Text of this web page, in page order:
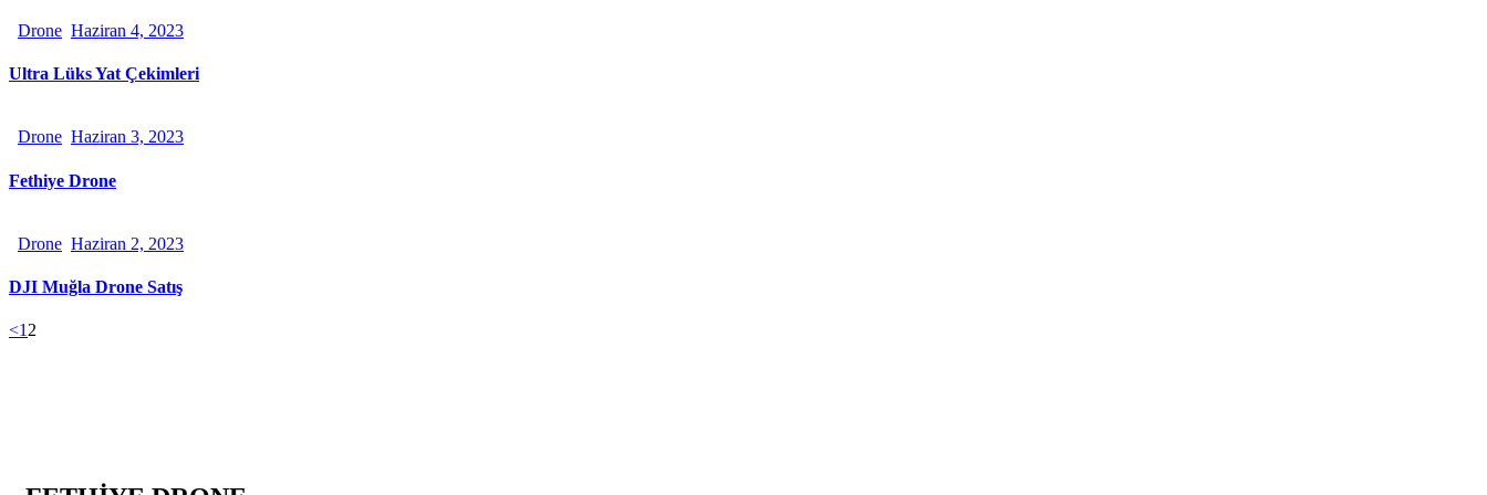
Drone Haziran 4, 2023
Ultra Lüks Yat Çekimleri
Drone Haziran 3, 2023
Fethiye Drone
Drone Haziran 2, 2023
DJI Muğla Drone Satış
<1 2